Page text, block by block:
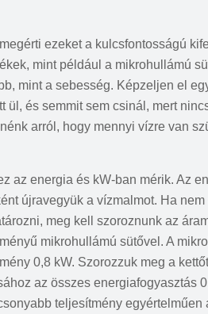
ezeket a kulcsfontosságú
mint például a mikrohullámú
mint a sebesség. Képzeljen el
ül, és semmit sem csinál, mert
arról, hogy mennyi vízre van
az energia és kW-ban mérik. Az
újravegyük a vízmalmot. Ha
meg kell szoroznunk az
mikrohullámú sütővel. A
0,8 kW. Szorozzuk meg a
az összes energiafogyasztás
teljesítmény